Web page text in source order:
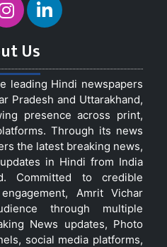
Us
leading Hindi newspapers
Pradesh and Uttarakhand,
presence across print,
Through its news
the latest breaking news,
in Hindi from India
Committed to credible
Amrit Vichar
through multiple
News updates, Photo
social media platforms,